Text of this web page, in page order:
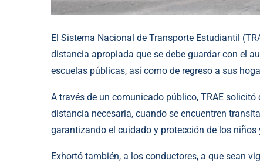
El Sistema Nacional de Transporte Estudiantil
distancia apropiada que se debe guardar con el
escuelas públicas, así como de regreso a sus
A través de un comunicado público, TRAE
distancia necesaria, cuando se encuentren
garantizando el cuidado y protección de los
Exhortó también, a los conductores, a que sean